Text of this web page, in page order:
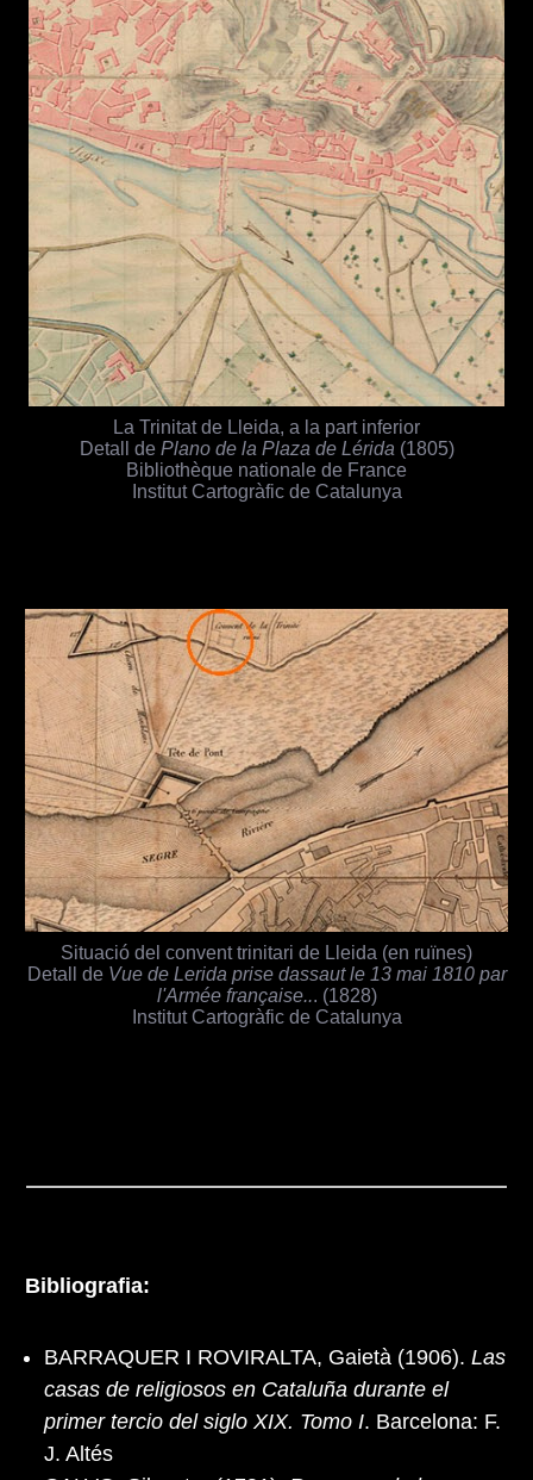
La Trinitat de Lleida, a la part inferior
Detall de Plano de la Plaza de Lérida (1805)
Bibliothèque nationale de France
Institut Cartogràfic de Catalunya
Situació del convent trinitari de Lleida (en ruïnes)
Detall de Vue de Lerida prise dassaut le 13 mai 1810 par
l'Armée française... (1828)
Institut Cartogràfic de Catalunya
Bibliografia:
BARRAQUER I ROVIRALTA, Gaietà (1906). Las
casas de religiosos en Cataluña durante el
primer tercio del siglo XIX. Tomo I. Barcelona: F.
J. Altés